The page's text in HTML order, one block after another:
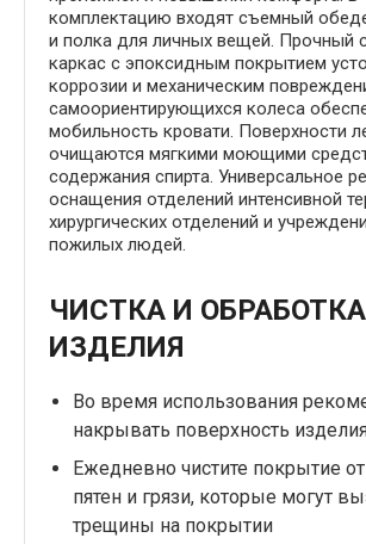
комплектацию входят съемный
и полка для личных вещей. Прочный
каркас с эпоксидным покрытием
коррозии и механическим
самоориентирующихся колеса
мобильность кровати. Поверхности
очищаются мягкими моющими
содержания спирта. Универсальное
оснащения отделений интенсивной
хирургических отделений и
пожилых людей.
ЧИСТКА И ОБРАБОТКА
ИЗДЕЛИЯ
Во время использования
накрывать поверхность
Ежедневно чистите покрытие
пятен и грязи, которые могут
трещины на покрытии